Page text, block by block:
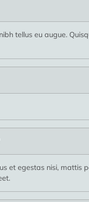
tellus eu augue.
et egestas nisi, mattis